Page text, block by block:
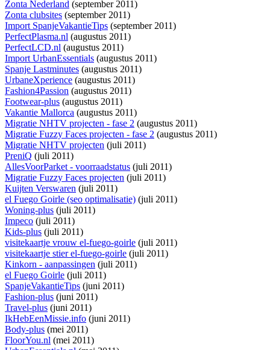
Zonta Nederland (september 2011)
Zonta clubsites (september 2011)
Import SpanjeVakantieTips (september 2011)
PerfectPlasma.nl (augustus 2011)
PerfectLCD.nl (augustus 2011)
Import UrbanEssentials (augustus 2011)
Spanje Lastminutes (augustus 2011)
UrbaneXperience (augustus 2011)
Fashion4Passion (augustus 2011)
Footwear-plus (augustus 2011)
Vakantie Mallorca (augustus 2011)
Migratie NHTV projecten - fase 2 (augustus 2011)
Migratie Fuzzy Faces projecten - fase 2 (augustus 2011)
Migratie NHTV projecten (juli 2011)
PreniQ (juli 2011)
AllesVoorParket - voorraadstatus (juli 2011)
Migratie Fuzzy Faces projecten (juli 2011)
Kuijten Verswaren (juli 2011)
el Fuego Goirle (seo optimalisatie) (juli 2011)
Woning-plus (juli 2011)
Impeco (juli 2011)
Kids-plus (juli 2011)
visitekaartje vrouw el-fuego-goirle (juli 2011)
visitekaartje stier el-fuego-goirle (juli 2011)
Kinkorn - aanpassingen (juli 2011)
el Fuego Goirle (juli 2011)
SpanjeVakantieTips (juni 2011)
Fashion-plus (juni 2011)
Travel-plus (juni 2011)
IkHebEenMissie.info (juni 2011)
Body-plus (mei 2011)
FloorYou.nl (mei 2011)